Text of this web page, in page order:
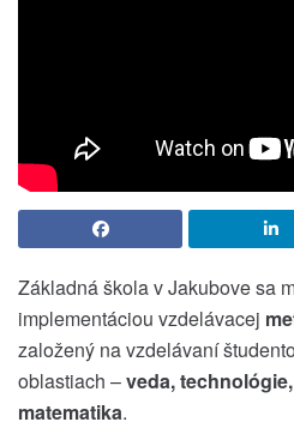
Základná škola v Jakubove sa
implementáciou vzdelávacej
založený na vzdelávaní
oblastiach –veda,
matematika.